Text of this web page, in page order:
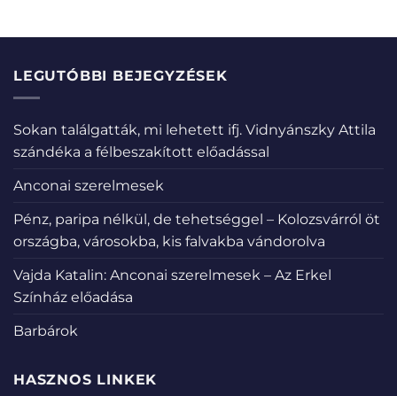
LEGUTÓBBI BEJEGYZÉSEK
Sokan találgatták, mi lehetett ifj. Vidnyánszky Attila
szándéka a félbeszakított előadással
Anconai szerelmesek
Pénz, paripa nélkül, de tehetséggel – Kolozsvárról öt
országba, városokba, kis falvakba vándorolva
Vajda Katalin: Anconai szerelmesek – Az Erkel
Színház előadása
Barbárok
HASZNOS LINKEK